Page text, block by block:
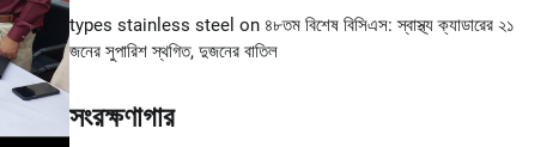
types stainless steel on ৪৮তম বিশেষ বিসিএস: স্বাস্থ্য ক্যাডারের ২১
জনের সুপারিশ স্থগিত, দুজনের বাতিল
সংরক্ষণাগার